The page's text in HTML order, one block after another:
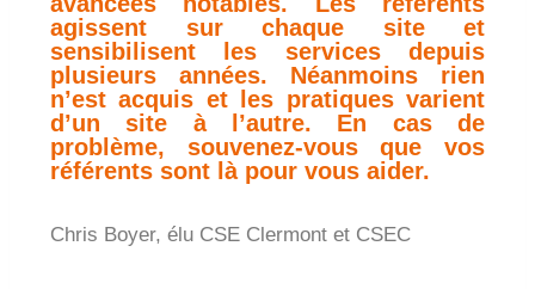
agissent sur chaque site et
sensibilisent les services depuis
plusieurs années. Néanmoins rien
n’est acquis et les pratiques varient
d’un site à l’autre. En cas de
problème, souvenez-vous que vos
référents sont là pour vous aider.
Chris Boyer, élu CSE Clermont et CSEC